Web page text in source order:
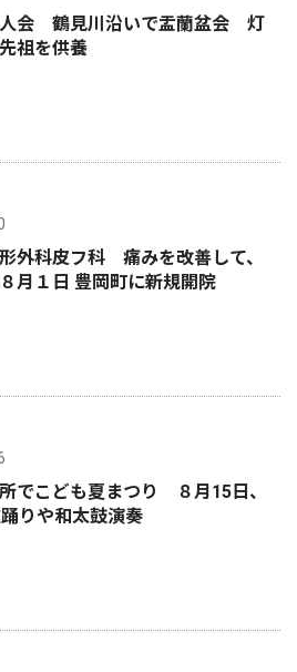
人会 鶴見川沿いで盂蘭盆会 灯
祖を供養
外科皮フ科 痛みを改善して、
月１日 豊岡町に新規開院
でこども夏まつり ８月15日、
りや和太鼓演奏